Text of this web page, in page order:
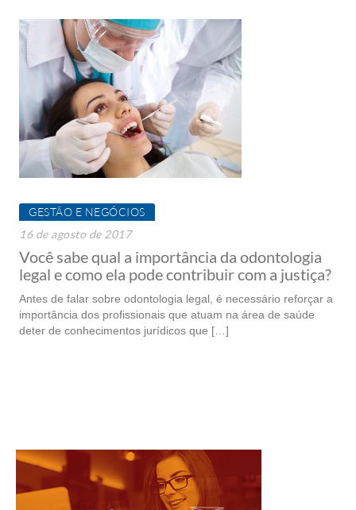
GESTÃO E NEGÓCIOS
16 de agosto de 2017
Você sabe qual a importância da odontologia
legal e como ela pode contribuir com a justiça?
Antes de falar sobre odontologia legal, é necessário reforçar a
importância dos profissionais que atuam na área de saúde
deter de conhecimentos jurídicos que […]